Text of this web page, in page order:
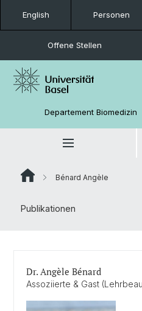
English Personen
Offene Stellen
Departement Biomedizin
Bénard Angèle
Publikationen
Dr. Angèle Bénard
Assoziierte & Gast